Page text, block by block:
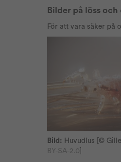
Bilder på löss och
För att vara säker på
Bild: Huvudlus [©
BY-SA-2.0